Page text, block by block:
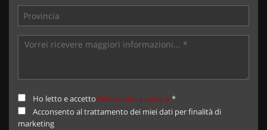
Ho letto e accetto l'informativa privacy*
Acconsento al trattamento dei miei dati per finalità di
marketing